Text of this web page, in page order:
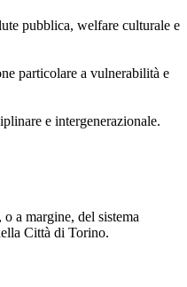
pubblica, welfare culturale e
particolare a vulnerabilità e
e intergenerazionale.
a margine, del sistema
Città di Torino.